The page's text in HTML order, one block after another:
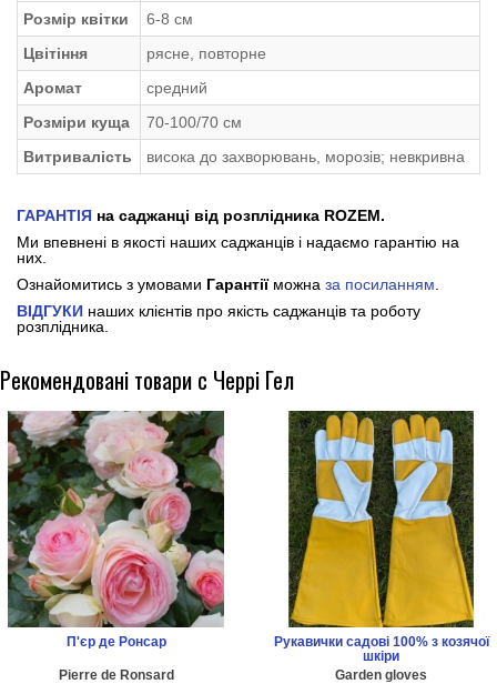
Розмір квітки
6-8 см
Цвітіння
рясне, повторне
Аромат
средний
Розміри куща
70-100/70 см
Витривалість
висока до захворювань, морозів; невкривна
ГАРАНТІЯ на саджанці від розплідника ROZEM.
Ми впевнені в якості наших саджанців і надаємо гарантію на
них.
Ознайомитись з умовами Гарантії можна за посиланням
ВІДГУКИ наших клієнтів про якість саджанців та роботу
розплідника.
Рекомендовані товари с Черрі Гел
П'єр де Ронсар
Pierre de Ronsard
Рукавички садові 100% з козячої
шкіри
Garden gloves